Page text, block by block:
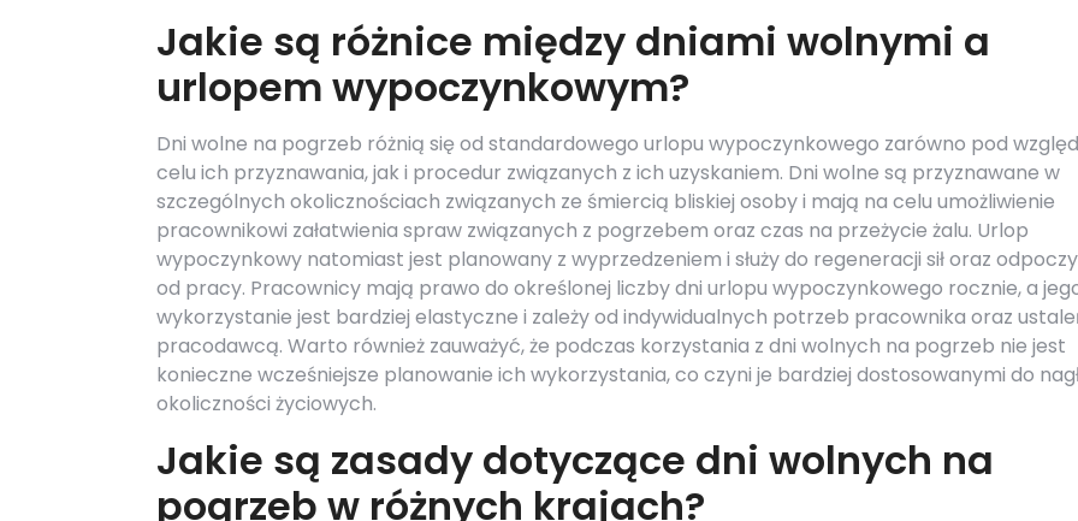
Jakie są różnice między dniami wolnymi a
urlopem wypoczynkowym?
Dni wolne na pogrzeb różnią się od standardowego urlopu wypoczynkowego zarówno pod
celu ich przyznawania, jak i procedur związanych z ich uzyskaniem. Dni wolne są przyznawane w
szczególnych okolicznościach związanych ze śmiercią bliskiej osoby i mają na celu umożliwienie
pracownikowi załatwienia spraw związanych z pogrzebem oraz czas na przeżycie żalu. Urlop
wypoczynkowy natomiast jest planowany z wyprzedzeniem i służy do regeneracji sił oraz
od pracy. Pracownicy mają prawo do określonej liczby dni urlopu wypoczynkowego rocznie, a
wykorzystanie jest bardziej elastyczne i zależy od indywidualnych potrzeb pracownika oraz
pracodawcą. Warto również zauważyć, że podczas korzystania z dni wolnych na pogrzeb nie jest
konieczne wcześniejsze planowanie ich wykorzystania, co czyni je bardziej dostosowanymi do
okoliczności życiowych.
Jakie są zasady dotyczące dni wolnych na
pogrzeb w różnych krajach?